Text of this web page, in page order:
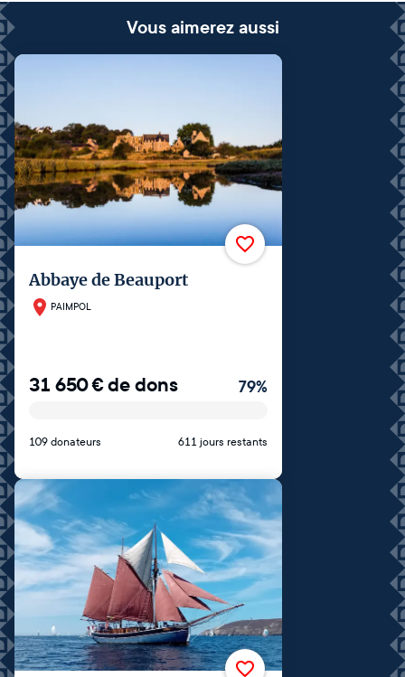
Vous aimerez aussi
Abbaye de Beauport
PAIMPOL
31 650€de dons 79%
109 donateurs 611 jours restants